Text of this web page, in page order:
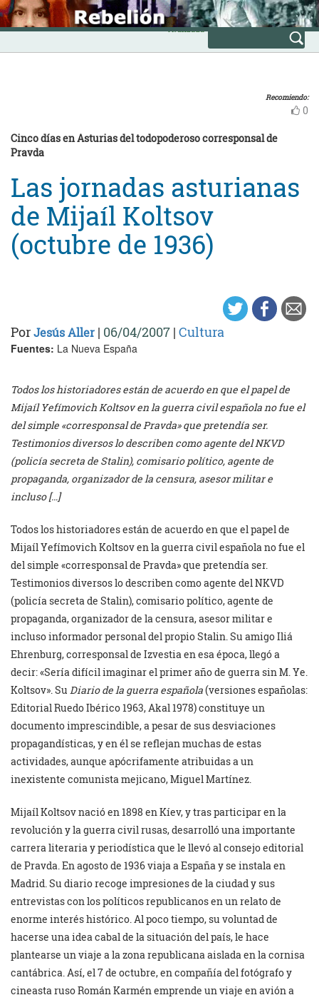
Skip
to
content
INICIO
Avanzada
Recomiendo:
0
Cinco días en Asturias del todopoderoso corresponsal de
Pravda
Las jornadas asturianas
de Mijaíl Koltsov
(octubre de 1936)
PorJesús Aller | 06/04/2007 | Cultura
Fuentes: La Nueva España
Todos los historiadores están de acuerdo en que el papel de
Mijaíl Yefímovich Koltsov en la guerra civil española no fue el
del simple «corresponsal de Pravda» que pretendía ser.
Testimonios diversos lo describen como agente del NKVD
(policía secreta de Stalin), comisario político, agente de
propaganda, organizador de la censura, asesor militar e
incluso […]
Todos los historiadores están de acuerdo en que el papel de
Mijaíl Yefímovich Koltsov en la guerra civil española no fue el
del simple «corresponsal de Pravda» que pretendía ser.
Testimonios diversos lo describen como agente del NKVD
(policía secreta de Stalin), comisario político, agente de
propaganda, organizador de la censura, asesor militar e
incluso informador personal del propio Stalin. Su amigo Iliá
Ehrenburg, corresponsal de Izvestia en esa época, llegó a
decir: «Sería difícil imaginar el primer año de guerra sin M. Ye.
Koltsov». Su Diario de la guerra española(versiones españolas:
Editorial Ruedo Ibérico 1963, Akal 1978) constituye un
documento imprescindible, a pesar de sus desviaciones
propagandísticas, y en él se reflejan muchas de estas
actividades, aunque apócrifamente atribuidas a un
inexistente comunista mejicano, Miguel Martínez.
Mijaíl Koltsov nació en 1898 en Kíev, y tras participar en la
revolución y la guerra civil rusas, desarrolló una importante
carrera literaria y periodística que le llevó al consejo editorial
de Pravda. En agosto de 1936 viaja a España y se instala en
Madrid. Su diario recoge impresiones de la ciudad y sus
entrevistas con los políticos republicanos en un relato de
enorme interés histórico. Al poco tiempo, su voluntad de
hacerse una idea cabal de la situación del país, le hace
plantearse un viaje a la zona republicana aislada en la cornisa
cantábrica. Así, el 7 de octubre, en compañía del fotógrafo y
cineasta ruso Román Karmén emprende un viaje en avión a